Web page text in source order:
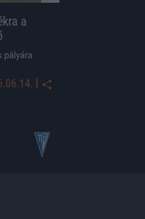
a
pályára
|